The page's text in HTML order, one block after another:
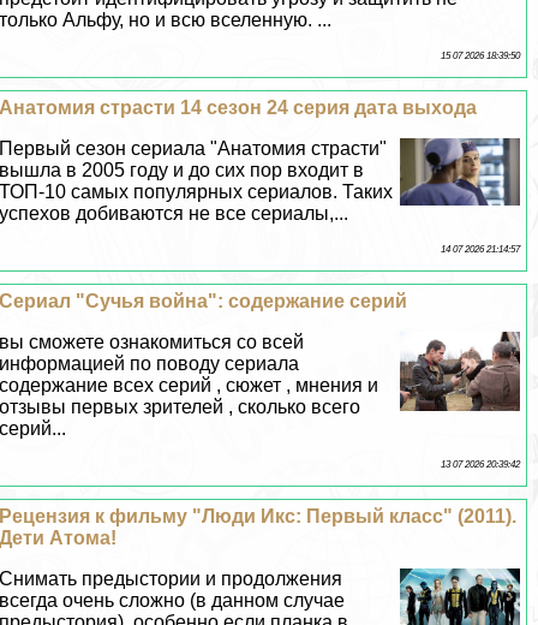
только Альфу, но и всю вселенную. ...
15 07 2026 18:39:50
Анатомия страсти 14 сезон 24 серия дата выхода
Первый сезон сериала "Анатомия страсти"
вышла в 2005 году и до сих пор входит в
ТОП-10 самых популярных сериалов. Таких
успехов добиваются не все сериалы,...
14 07 2026 21:14:57
Сериал "Сучья война": содержание серий
вы сможете ознакомиться со всей
информацией по поводу сериала
содержание всех серий , сюжет , мнения и
отзывы первых зрителей , сколько всего
серий...
13 07 2026 20:39:42
Рецензия к фильму "Люди Икс: Первый класс" (2011).
Дети Атома!
Снимать предыстории и продолжения
всегда очень сложно (в данном случае